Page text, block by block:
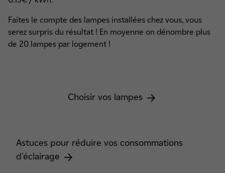
Faites le compte des lampes installées chez vous, vous
serez surpris du résultat ! En moyenne on dénombre plus
de 20 lampes par logement !
Choisir vos lampes
Astuces pour réduire vos consommations
d'éclairage